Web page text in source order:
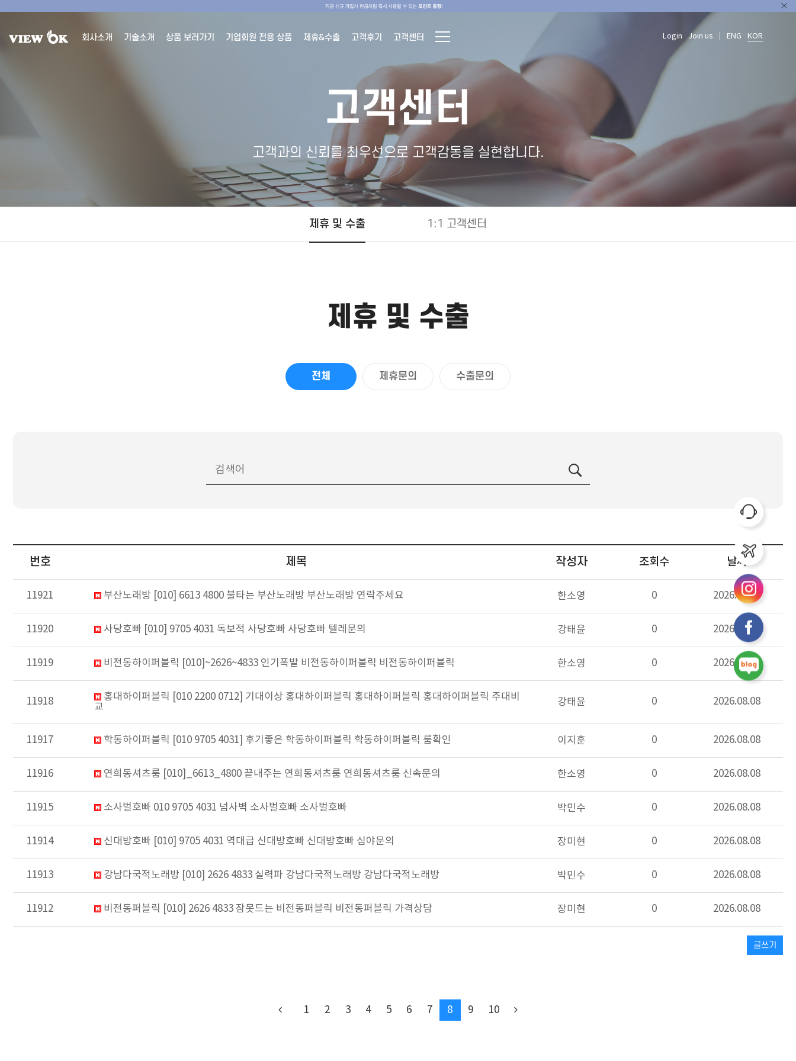
회사소개 기술소개 상품 보러가기 기업회원 전용 상품 제휴&수출 고객후기 고객센터 Login Join us ENG KOR
고객센터
고객과의 신뢰를 최우선으로 고객감동을 실현합니다.
제휴 및 수출 1:1 고객센터
제휴 및 수출
전체 제휴문의 수출문의
번호 제목 작성자 조회수 날짜
11921 부산노래방 [010] 6613 4800 불타는 부산노래방 부산노래방 연락주세요 한소영 0 2026.08.08
11920 사당호빠 [010] 9705 4031 독보적 사당호빠 사당호빠 텔레문의 강태윤 0 2026.08.08
11919 비전동하이퍼블릭 [010]~2626~4833 인기폭발 비전동하이퍼블릭 비전동하이퍼블릭 한소영 0 2026.08.08
11918
홍대하이퍼블릭 [010 2200 0712] 기대이상 홍대하이퍼블릭 홍대하이퍼블릭 홍대하이퍼블릭 주대비
교
강태윤 0 2026.08.08
11917 학동하이퍼블릭 [010 9705 4031] 후기좋은 학동하이퍼블릭 학동하이퍼블릭 룸확인 이지훈 0 2026.08.08
11916 연희동셔츠룸 [010]_6613_4800 끝내주는 연희동셔츠룸 연희동셔츠룸 신속문의 한소영 0 2026.08.08
11915 소사벌호빠 010 9705 4031 넘사벽 소사벌호빠 소사벌호빠 박민수 0 2026.08.08
11914 신대방호빠 [010] 9705 4031 역대급 신대방호빠 신대방호빠 심야문의 장미현 0 2026.08.08
11913 강남다국적노래방 [010] 2626 4833 실력파 강남다국적노래방 강남다국적노래방 박민수 0 2026.08.08
11912 비전동퍼블릭 [010] 2626 4833 잠못드는 비전동퍼블릭 비전동퍼블릭 가격상담 장미현 0 2026.08.08
글쓰기
1 2 3 4 5 6 7 8 9 10